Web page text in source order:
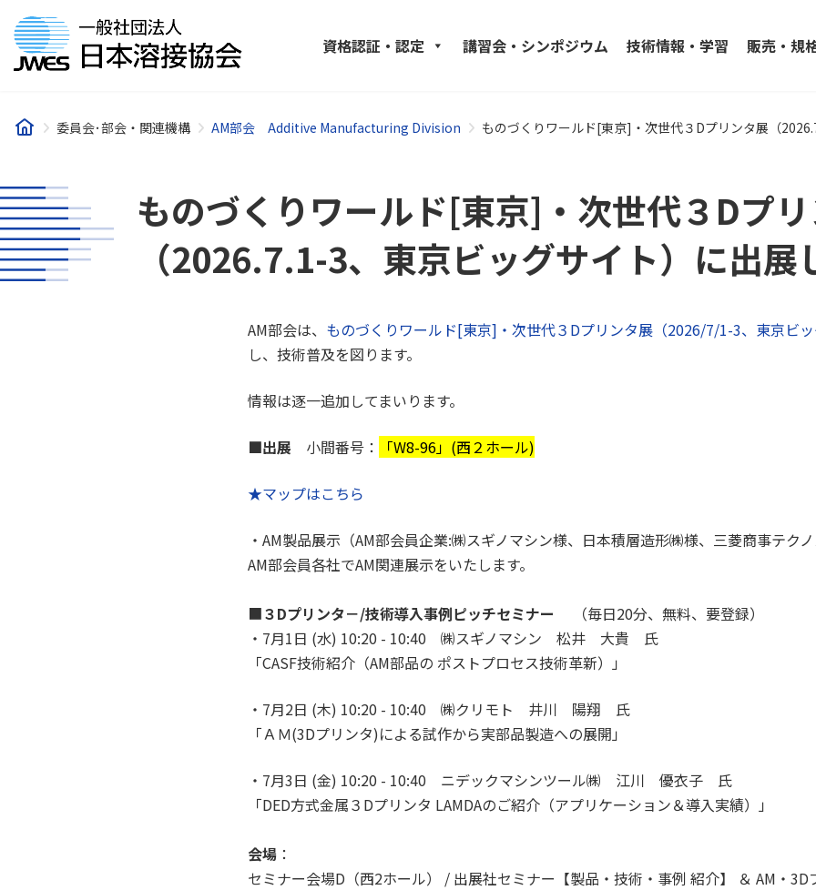
ッ
プ
移
動
資格認証・認定 講習会・シンポジウム 技術情報・学習 販売・規
委員会･部会・関連機構 AM部会 Additive Manufacturing Division ものづくりワールド[東京]・次世代３Dプリンタ展（
ものづくりワールド[東京]・次世代３Dプ
（2026.7.1-3、東京ビッグサイト）に出展
AM部会は、 ものづくりワールド[東京]・次世代３Dプリンタ展（2026/7/1-3、東京ビッ
し、技術普及を図ります。
情報は逐一追加してまいります。
■出展 小間番号： 「W8-96」(西２ホール)
★マップはこちら
・AM製品展示（AM部会員企業:㈱スギノマシン様、日本積層造形㈱様、三菱商事テク
AM部会員各社でAM関連展示をいたします。
■３Dプリンタ－/技術導入事例ピッチセミナー （毎日20分、無料、要登録）
・7月1日 (水) 10:20 - 10:40 ㈱スギノマシン 松井 大貴 氏
「CASF技術紹介（AM部品の ポストプロセス技術革新）」
・7月2日 (木) 10:20 - 10:40 ㈱クリモト 井川 陽翔 氏
「ＡＭ(3Dプリンタ)による試作から実部品製造への展開」
・7月3日 (金) 10:20 - 10:40 ニデックマシンツール㈱ 江川 優衣子 氏
「DED方式金属３Dプリンタ LAMDAのご紹介（アプリケーション＆導入実績）」
会場 ：
セミナー会場D（西2ホール） / 出展社セミナー【製品・技術・事例 紹介】 ＆ AM・